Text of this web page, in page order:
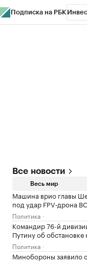
Подписка на РБК
Все новости
Весь мир
Машина врио главы
под удар FPV‑дрона
Политика
Командир 76-й
Путину об
Политика
Минобороны заявило